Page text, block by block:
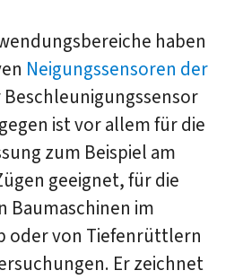
haben
Neigungssensoren der
Beschleunigungssensor
ist vor allem für die
zum Beispiel am
geeignet, für die
Baumaschinen im
oder von Tiefenrüttlern
Er zeichnet